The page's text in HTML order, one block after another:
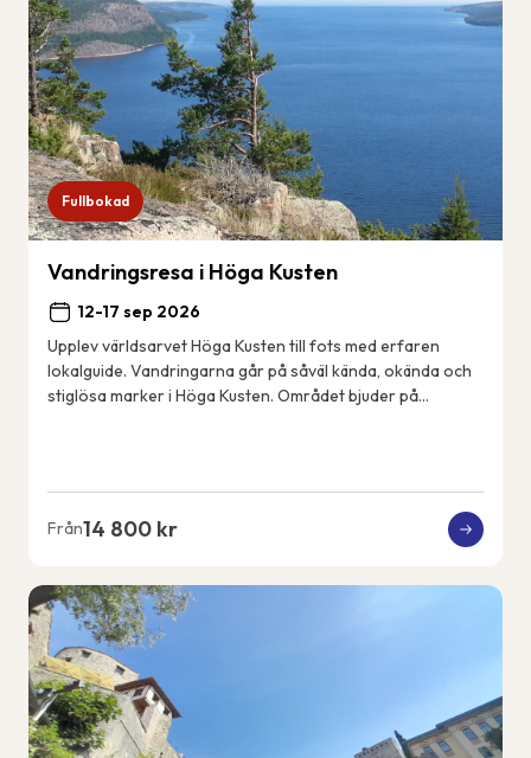
Fullbokad
Vandringsresa i Höga Kusten
12-17 sep 2026
Upplev världsarvet Höga Kusten till fots med erfaren
lokalguide. Vandringarna går på såväl kända, okända och
stiglösa marker i Höga Kusten. Området bjuder på
Från14 800 kr